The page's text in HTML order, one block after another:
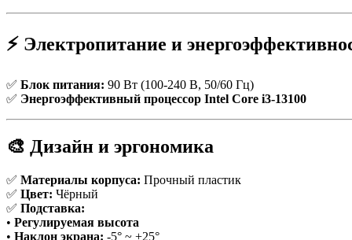
⚡ Электропитание и
✅ Блок питания: 90 Вт (100-240 В, 50/60 Гц)
✅ Энергоэффективный процессор Intel Core i3-13100
🎨 Дизайн и эргономика
✅ Материалы корпуса: Прочный пластик
✅ Цвет: Чёрный
✅ Подставка:
• Регулируемая высота
• Наклон экрана: -5° ~ +25°